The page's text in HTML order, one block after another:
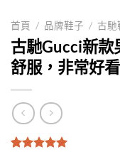
首頁 / 品牌鞋子 / 古馳
古馳Gucci新款
舒服，非常好